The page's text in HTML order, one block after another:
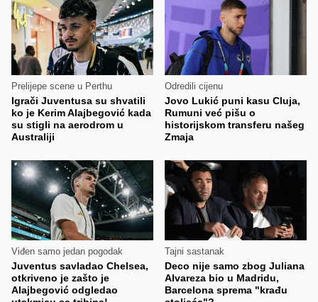
Prelijepe scene u Perthu
Igrači Juventusa su shvatili
ko je Kerim Alajbegović kada
su stigli na aerodrom u
Australiji
Odredili cijenu
Jovo Lukić puni kasu Cluja,
Rumuni već pišu o
historijskom transferu našeg
Zmaja
Viđen samo jedan pogodak
Juventus savladao Chelsea,
otkriveno je zašto je
Alajbegović odgledao
Tajni sastanak
Deco nije samo zbog Juliana
Alvareza bio u Madridu,
Barcelona sprema "krađu